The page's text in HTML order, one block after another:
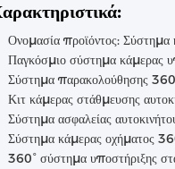
Ονομασία προϊόντος:
Παγκόσμιο σύστημα κάμερας
Σύστημα παρακολούθησης
Κιτ κάμερας στάθμευσης
Σύστημα ασφαλείας
Σύστημα κάμερας οχήματος
360° σύστημα υποστήριξης